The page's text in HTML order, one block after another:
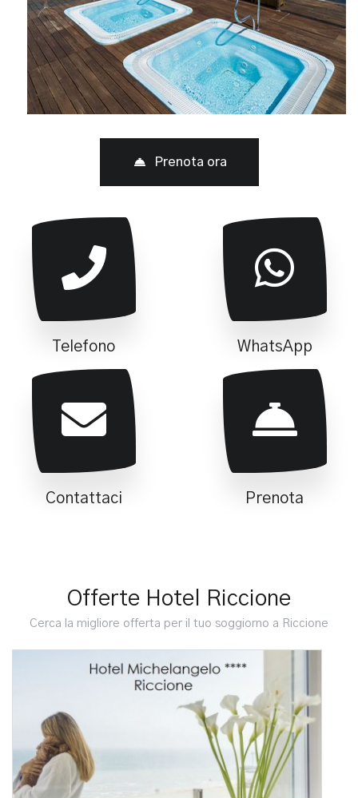
Prenota ora
Telefono WhatsApp
Contattaci Prenota
Offerte Hotel Riccione
Cerca la migliore offerta per il tuo soggiorno a Riccione